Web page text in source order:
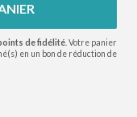
de fidélité . Votre panier
en un bon de réduction de